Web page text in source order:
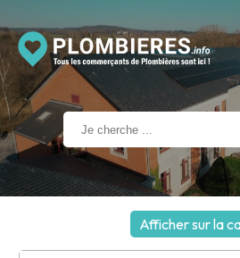
Afficher sur la